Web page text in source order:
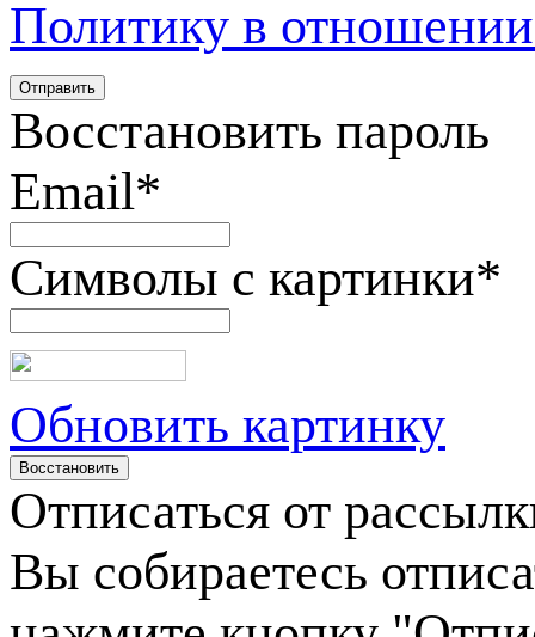
Политику в
Восстановить пароль
Email*
Символы с картинки*
Обновить картинку
Отписаться от
Вы собираетесь